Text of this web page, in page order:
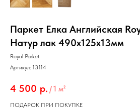
Паркет Елка Английская
Натур лак 490х125х13мм
Royal Parket
Артикул: 13114
4 500 р. /1 м²
ПОДАРОК ПРИ ПОКУПКЕ